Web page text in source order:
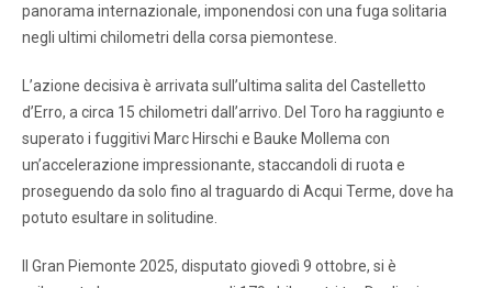
panorama internazionale, imponendosi con una fuga solitaria
negli ultimi chilometri della corsa piemontese.
L’azione decisiva è arrivata sull’ultima salita del Castelletto
d’Erro, a circa 15 chilometri dall’arrivo. Del Toro ha raggiunto e
superato i fuggitivi Marc Hirschi e Bauke Mollema con
un’accelerazione impressionante, staccandoli di ruota e
proseguendo da solo fino al traguardo di Acqui Terme, dove ha
potuto esultare in solitudine.
Il Gran Piemonte 2025, disputato giovedì 9 ottobre, si è